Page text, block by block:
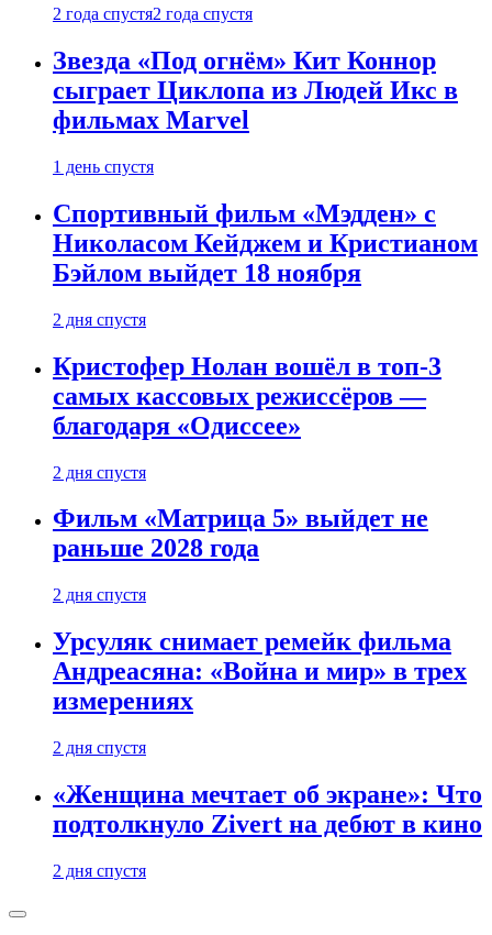
2 года спустя2 года спустя
Звезда «Под огнём» Кит Коннор
сыграет Циклопа из Людей Икс в
фильмах Marvel
1 день спустя
Спортивный фильм «Мэдден» с
Николасом Кейджем и Кристианом
Бэйлом выйдет 18 ноября
2 дня спустя
Кристофер Нолан вошёл в топ-3
самых кассовых режиссёров —
благодаря «Одиссее»
2 дня спустя
Фильм «Матрица 5» выйдет не
раньше 2028 года
2 дня спустя
Урсуляк снимает ремейк фильма
Андреасяна: «Война и мир» в трех
измерениях
2 дня спустя
«Женщина мечтает об экране»: Что
подтолкнуло Zivert на дебют в кино
2 дня спустя